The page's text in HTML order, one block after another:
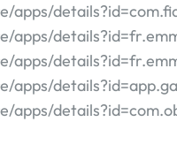
apps/
apps/
apps/
apps/
apps/